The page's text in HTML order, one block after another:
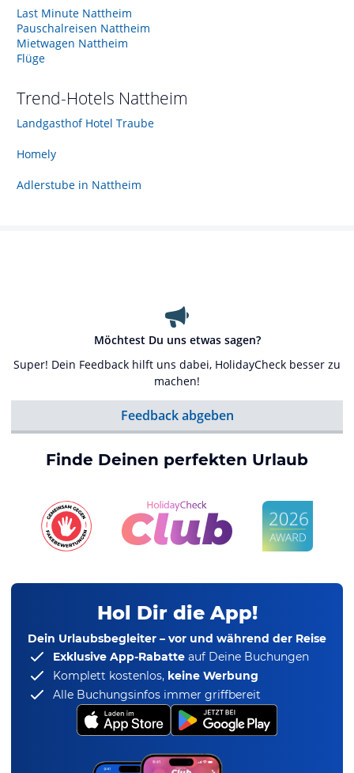
Last Minute Nattheim
Pauschalreisen Nattheim
Mietwagen Nattheim
Flüge
Trend-Hotels Nattheim
Landgasthof Hotel Traube
Homely
Adlerstube in Nattheim
Möchtest Du uns etwas sagen?
Super! Dein Feedback hilft uns dabei, HolidayCheck besser zu
machen!
Feedback abgeben
Finde Deinen perfekten Urlaub
Hol Dir die App!
Dein Urlaubsbegleiter – vor und während der Reise
Exklusive App-Rabatte auf Deine Buchungen
Komplett kostenlos, keine Werbung
Alle Buchungsinfos immer griffbereit